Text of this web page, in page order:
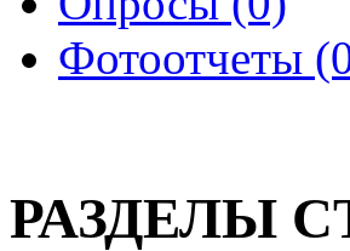
Фотоотчеты
РАЗДЕЛЫ